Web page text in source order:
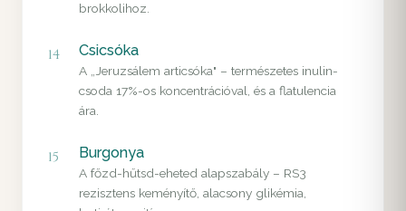
brokkolihoz.
14 Csicsóka
A „Jeruzsálem articsóka" – természetes inulin-
csoda 17%-os koncentrációval, és a flatulencia
ára.
15 Burgonya
A főzd-hűtsd-eheted alapszabály – RS3
rezisztens keményítő, alacsony glikémia,